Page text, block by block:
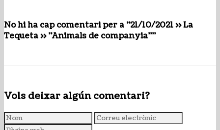
No hi ha cap comentari per a "21/10/2021 >> La
Tequeta >> "Animals de companyia""
Vols deixar algún comentari?